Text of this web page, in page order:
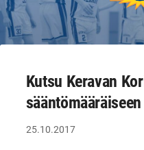
Kutsu Keravan
25.10.2017